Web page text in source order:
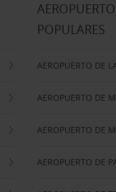
POPULARES
AEROPUERTO DE
AEROPUERTO DE
AEROPUERTO DE
AEROPUERTO DE